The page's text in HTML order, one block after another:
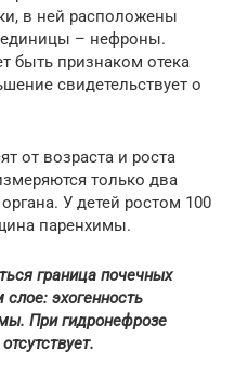
в ней расположены
единицы – нефроны.
быть признаком отека
свидетельствует о
от возраста и роста
только два
У детей ростом 100
паренхимы.
граница почечных
эхогенность
При гидронефрозе